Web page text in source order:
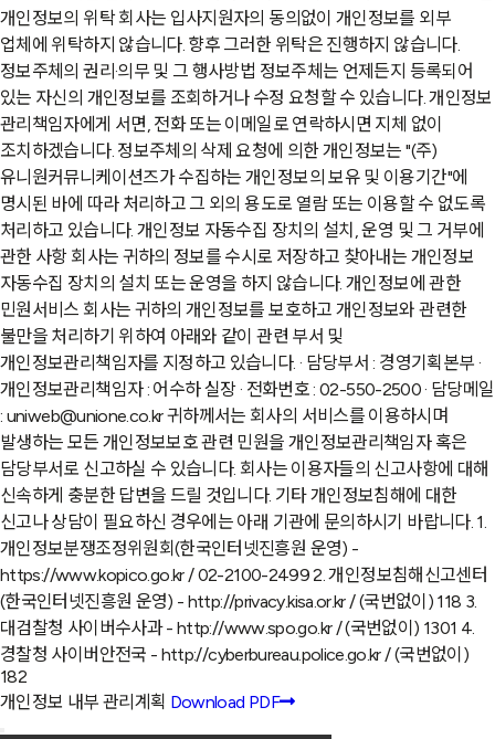
개인정보의 위탁회사는 입사지원자의 동의없이 개인정보를 외부
업체에 위탁하지 않습니다. 향후 그러한 위탁은 진행하지 않습니다.
정보주체의 권리·의무 및 그 행사방법 정보주체는 언제든지 등록되어
있는 자신의 개인정보를 조회하거나 수정 요청할 수 있습니다. 개인정보
관리책임자에게 서면, 전화 또는 이메일로 연락하시면 지체 없이
조치하겠습니다. 정보주체의 삭제 요청에 의한 개인정보는 "(주)
유니원커뮤니케이션즈가 수집하는 개인정보의 보유 및 이용기간"에
명시된 바에 따라 처리하고 그 외의 용도로 열람 또는 이용할 수 없도록
처리하고 있습니다. 개인정보 자동수집 장치의 설치, 운영 및 그 거부에
관한 사항 회사는 귀하의 정보를 수시로 저장하고 찾아내는 개인정보
자동수집 장치의 설치 또는 운영을 하지 않습니다. 개인정보에 관한
민원서비스 회사는 귀하의 개인정보를 보호하고 개인정보와 관련한
불만을 처리하기 위하여 아래와 같이 관련 부서 및
개인정보관리책임자를 지정하고 있습니다. · 담당부서 : 경영기획본부 ·
개인정보관리책임자 : 어수하 실장 · 전화번호 : 02-550-2500 · 담당메일
: uniweb@unione.co.kr 귀하께서는 회사의 서비스를 이용하시며
발생하는 모든 개인정보보호 관련 민원을 개인정보관리책임자 혹은
담당부서로 신고하실 수 있습니다. 회사는 이용자들의 신고사항에 대해
신속하게 충분한 답변을 드릴 것입니다. 기타 개인정보침해에 대한
신고나 상담이 필요하신 경우에는 아래 기관에 문의하시기 바랍니다. 1.
개인정보분쟁조정위원회(한국인터넷진흥원 운영) -
https://www.kopico.go.kr / 02-2100-2499 2. 개인정보침해신고센터
(한국인터넷진흥원 운영) - http://privacy.kisa.or.kr / (국번없이) 118 3.
대검찰청 사이버수사과 - http://www.spo.go.kr / (국번없이) 1301 4.
경찰청 사이버안전국 - http://cyberbureau.police.go.kr / (국번없이)
182
개인정보 내부 관리계획 Download PDF